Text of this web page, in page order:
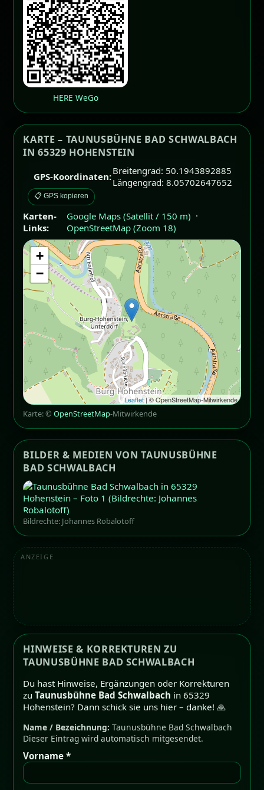
HERE WeGo
KARTE – TAUNUSBÜHNE BAD SCHWALBACH
IN 65329 HOHENSTEIN
GPS-Koordinaten:Breitengrad: 50.1943892885
Längengrad: 8.05702647652
📋 GPS kopieren
Karten-
Links:
Google Maps (Satellit / 150 m) ·
OpenStreetMap (Zoom 18)
+
−
Leaflet| © OpenStreetMap-Mitwirkende
Karte: ©OpenStreetMap-Mitwirkende
BILDER & MEDIEN VON TAUNUSBÜHNE
BAD SCHWALBACH
Bildrechte: Johannes Robalotoff
ANZEIGE
HINWEISE & KORREKTUREN ZU
TAUNUSBÜHNE BAD SCHWALBACH
Du hast Hinweise, Ergänzungen oder Korrekturen
zuTaunusbühne Bad Schwalbach in 65329
Hohenstein? Dann schick sie uns hier – danke! 🙏
Name / Bezeichnung: Taunusbühne Bad Schwalbach
Dieser Eintrag wird automatisch mitgesendet.
Vorname *